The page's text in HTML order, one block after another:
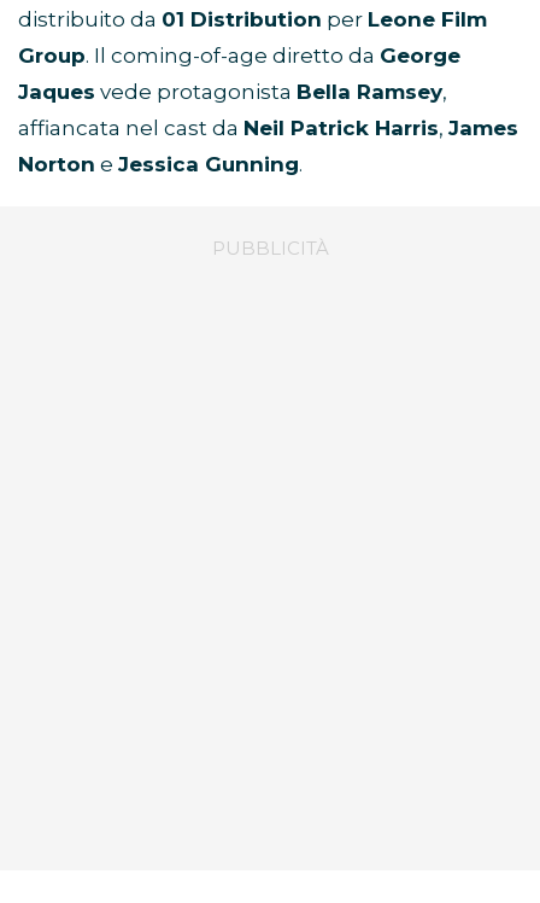
distribuito da 01 Distribution per Leone Film
Group. Il coming-of-age diretto da George
Jaques vede protagonista Bella Ramsey,
affiancata nel cast da Neil Patrick Harris, James
Norton e Jessica Gunning.